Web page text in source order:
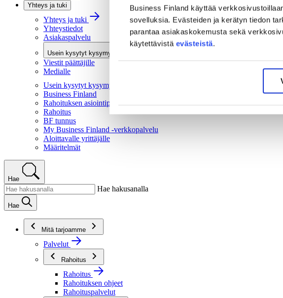
Business Finland käyttää
sovelluksia. Evästeiden ja kerätyn tiedon
parantaa asiakaskokemusta sekä
käytettävistä evästeistä.
Yhteys ja tuki
Yhteys ja tuki
Yhteystiedot
Asiakaspalvelu
Usein kysytyt kysymykset
Viestit päättäjille
Medialle
Usein kysytyt kysymykset
Business Finland
Rahoituksen asiointipalvelu
Rahoitus
BF tunnus
My Business Finland -verkkopalvelu
Aloittavalle yrittäjälle
Määritelmät
Hae
Hae hakusanalla
Hae
Mitä tarjoamme
Palvelut
Rahoitus
Rahoitus
Rahoituksen ohjeet
Rahoituspalvelut